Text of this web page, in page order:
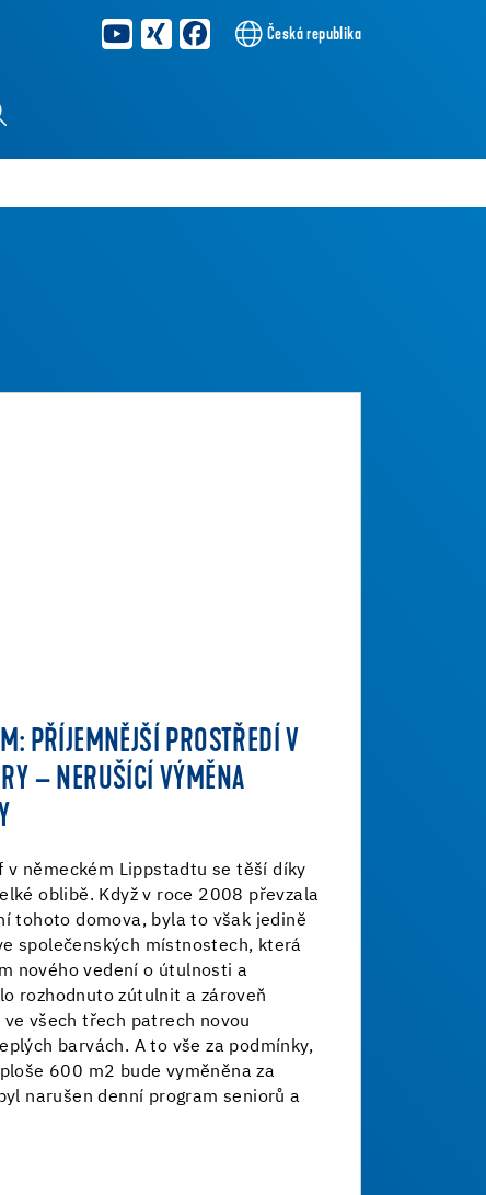
Česká republika
PŘÍJEMNĚJŠÍ PROSTŘEDÍ V
– NERUŠÍCÍ VÝMĚNA
v německém Lippstadtu se těší díky
oblibě. Když v roce 2008 převzala
tohoto domova, byla to však jedině
společenských místnostech, která
nového vedení o útulnosti a
rozhodnuto zútulnit a zároveň
všech třech patrech novou
barvách. A to vše za podmínky,
600 m2 bude vyměněna za
narušen denní program seniorů a